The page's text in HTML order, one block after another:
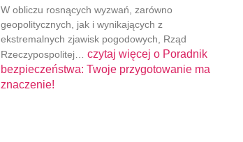
W obliczu rosnących wyzwań, zarówno
geopolitycznych, jak i wynikających z
ekstremalnych zjawisk pogodowych, Rząd
Rzeczypospolitej… czytaj więcej oPoradnik
bezpieczeństwa: Twoje przygotowanie ma
znaczenie!